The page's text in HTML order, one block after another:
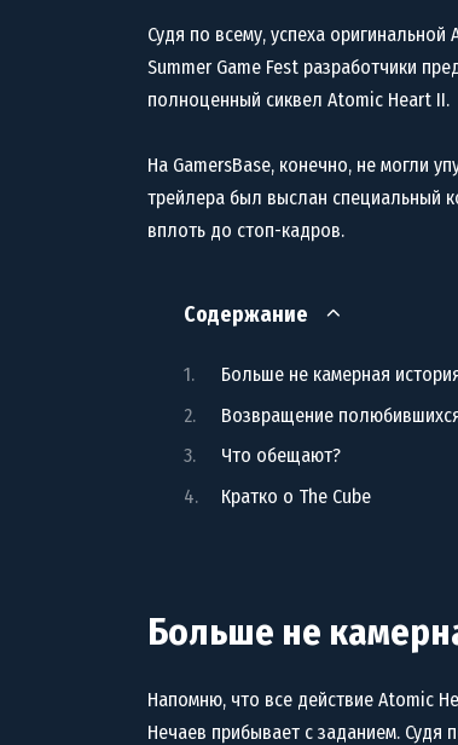
Судя по всему, успеха
Summer Game Fest разработчики
полноценный сиквел Atomic Heart II.
На GamersBase, конечно, не могли
трейлера был выслан специальный
вплоть до стоп-кадров.
Содержание
Больше не камерная
Возвращение
Что обещают?
Кратко о The Cube
Больше не
Напомню, что все действие Atomic
Нечаев прибывает с заданием.